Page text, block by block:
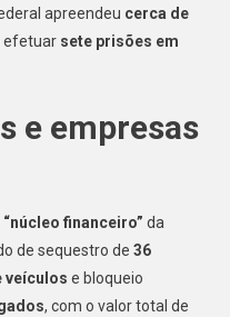
apreendeu cerca de
efetuar sete prisões em
e empresas
“núcleo financeiro” da
de sequestro de 36
veículos e bloqueio
, com o valor total de